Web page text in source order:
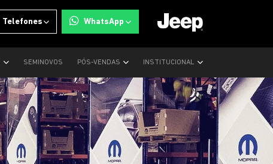
Telefones WhatsApp
SEMINOVOS PÓS-VENDAS INSTITUCIONAL